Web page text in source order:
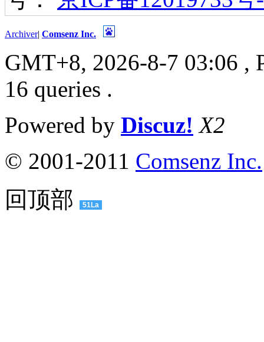
Archiver| Comsenz Inc.
GMT+8, 2026-8-7 03:06 ,
16 queries .
Powered by Discuz! X2
© 2001-2011 Comsenz Inc.
回顶部
51La